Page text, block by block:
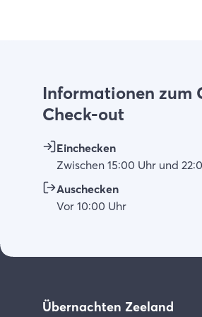
Informationen zum
Check-out
Einchecken
Zwischen 15:00 Uhr und
Auschecken
Vor 10:00 Uhr
Übernachten Zeeland